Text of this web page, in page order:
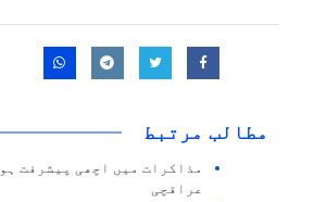
مطالب مرتبط
مذاکرات میں اچھی پیشرفت
عراقچی